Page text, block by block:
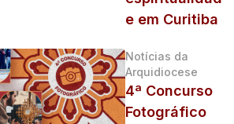
e em Curitiba
Notícias da
Arquidiocese
4ª Concurso
Fotográfico